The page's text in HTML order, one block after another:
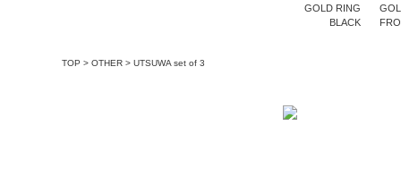
GOLD RING
BLACK
TOP > OTHER > UTSUWA set of 3